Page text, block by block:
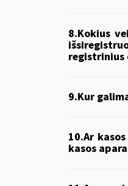
8.Kokius
registrinius
9.Kur
10.Ar
kasos